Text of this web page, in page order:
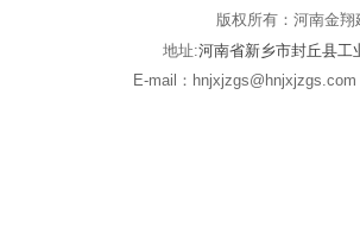
版权所有：河
地址:河南省新乡市封丘县
E-mail：